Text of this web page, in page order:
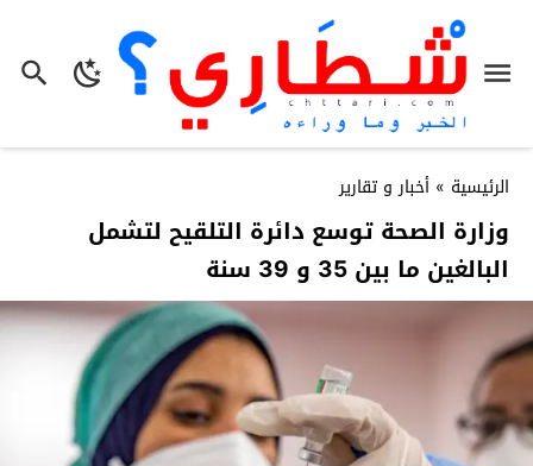
الرئيسية » أخبار و تقارير
وزارة الصحة توسع دائرة التلقيح لتشمل
البالغين ما بين 35 و 39 سنة